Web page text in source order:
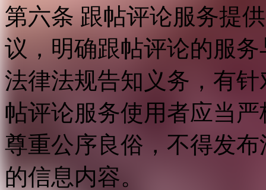
第六条 跟帖评论服务提
议，明确跟帖评论的服
法律法规告知义务，有
帖评论服务使用者应当
尊重公序良俗，不得发
的信息内容。